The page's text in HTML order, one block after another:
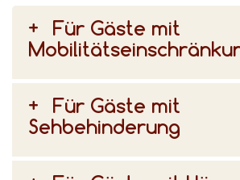
Für Gäste mit
Für Gäste mit
Sehbehinderung